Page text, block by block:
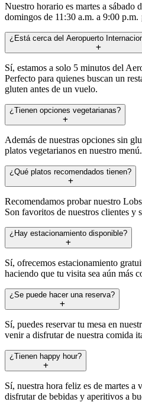
Nuestro horario es martes a sábado
domingos de 11:30 a.m. a 9:00 p.m.
¿Está cerca del Aeropuerto
Sí, estamos a solo 5 minutos del
Perfecto para quienes buscan un
gluten antes de un vuelo.
¿Tienen opciones vegetarianas?
Además de nuestras opciones sin
platos vegetarianos en nuestro
¿Qué platos recomendados tienen?
Recomendamos probar nuestro
Son favoritos de nuestros clientes y
¿Hay estacionamiento disponible?
Sí, ofrecemos estacionamiento
haciendo que tu visita sea aún más
¿Se puede hacer una reserva?
Sí, puedes reservar tu mesa en
venir a disfrutar de nuestra comida
¿Tienen happy hour?
Sí, nuestra hora feliz es de martes a
disfrutar de bebidas y aperitivos a